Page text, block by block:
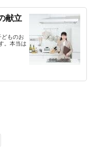
献立
ものお
。本当は